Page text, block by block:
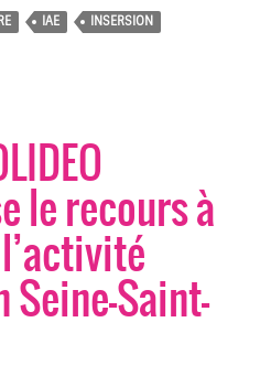
IAE INSERSION
le recours à
Seine-Saint-